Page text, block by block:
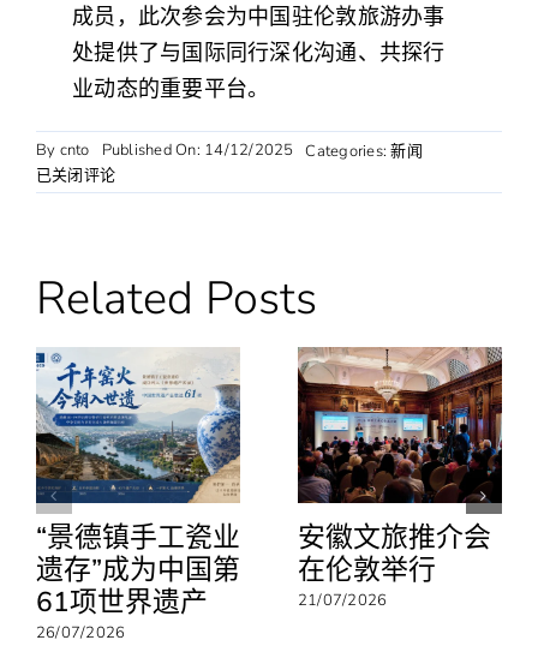
成员，此次参会为中国驻伦敦旅游办事
处提供了与国际同行深化沟通、共探行
业动态的重要平台。
By cnto Published On: 14/12/2025 Categories:新闻
中
国
旅
游
事
处
参
加
ANTOR
年
会
已关闭评论
Related Posts
“景德镇手工瓷业
遗存”成为中国第
61项世界遗产
26/07/2026
安徽文旅推介会
在伦敦举行
21/07/2026